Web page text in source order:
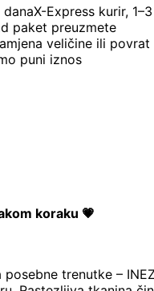
X-Express kurir,
paket preuzmete
veličine ili povrat
puni iznos
koraku 💗
trenutke –